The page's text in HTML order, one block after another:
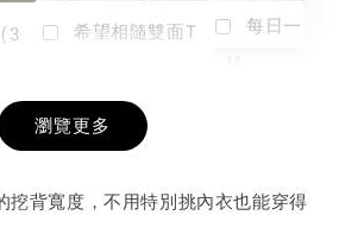
+
希望相隨雙面T
NT$ 190
-
每日一笑
瀏覽更多
背寬度，不用特別挑內衣也能穿得